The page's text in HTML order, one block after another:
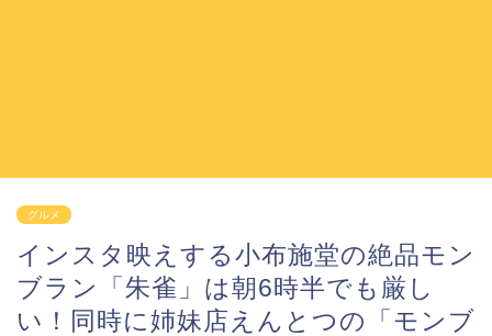
グルメ
インスタ映えする小布施堂の絶品モン
ブラン「朱雀」は朝6時半でも厳し
い！同時に姉妹店えんとつの「モンブ